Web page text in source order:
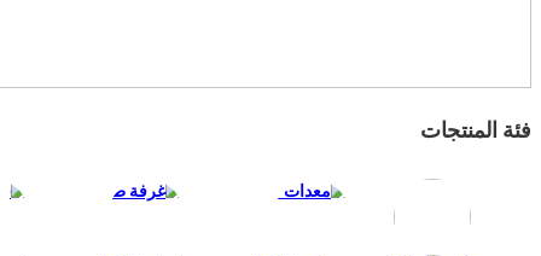
فئة المنتجات